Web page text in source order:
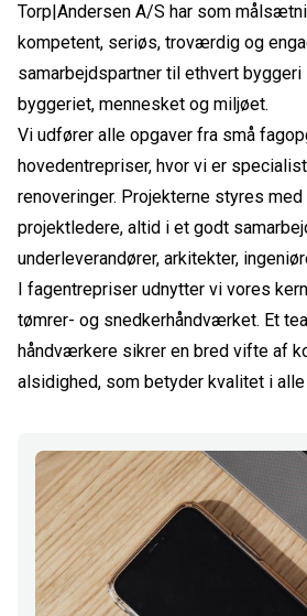
Torp|Andersen A/S har som
kompetent, seriøs, troværdig og
samarbejdspartner til ethvert
byggeriet, mennesket og miljøet.
Vi udfører alle opgaver fra små
hovedentrepriser, hvor vi er
renoveringer. Projekterne styres
projektledere, altid i et godt
underleverandører, arkitekter,
I fagentrepriser udnytter vi vores
tømrer- og snedkerhåndværket. Et
håndværkere sikrer en bred vifte af
alsidighed, som betyder kvalitet i alle